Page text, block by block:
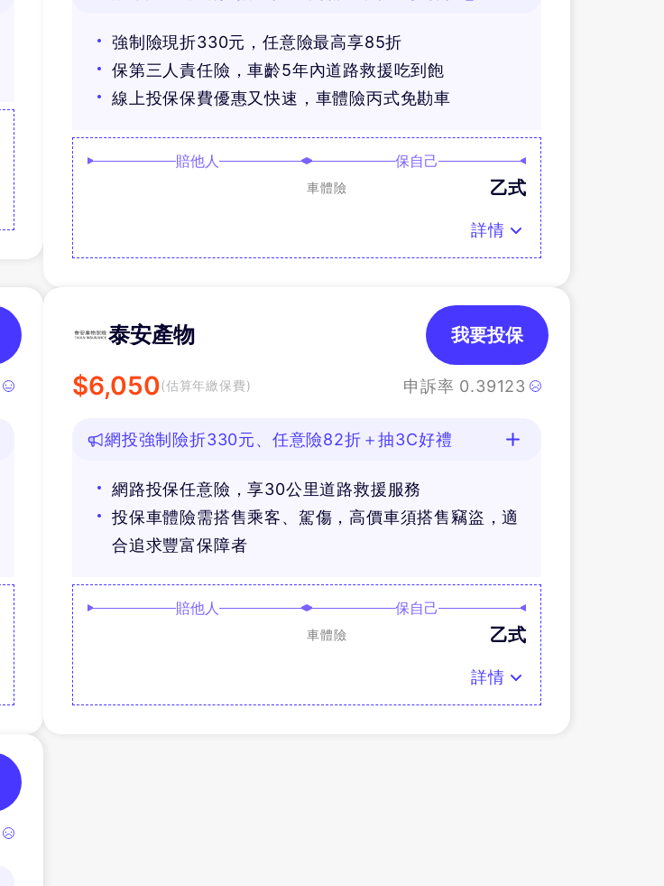
強制險現折330元，任意險最高享85折
保第三人責任險，車齡5年內道路救援吃到飽
線上投保保費優惠又快速，車體險丙式免勘車
賠他人 保自己
車體險 乙式
詳情
泰安產物
$6,050(估算年繳保費) 申訴率 0.39123
我要投保
網投強制險折330元、任意險82折＋抽3C好禮
網路投保任意險，享30公里道路救援服務
投保車體險需搭售乘客、駕傷，高價車須搭售竊盜，適
合追求豐富保障者
賠他人 保自己
車體險 乙式
詳情